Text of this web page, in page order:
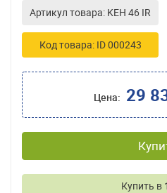
Артикул товара: KEH 46 IR
Код товара: ID 000243
Цена: 29
Купить в